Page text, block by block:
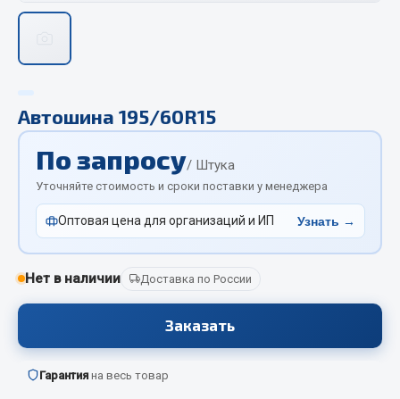
Весь раздел
Отопители салона, подогреватели
Автономные воздушные отопители
Отопители салона
Весь раздел
Автошина 195/60R15
По запросу/ Штука
Уточняйте стоимость и сроки поставки у менеджера
Оптовая цена для организаций и ИП Узнать →
Нет в наличии Доставка по России
Заказать
Гарантия на весь товар